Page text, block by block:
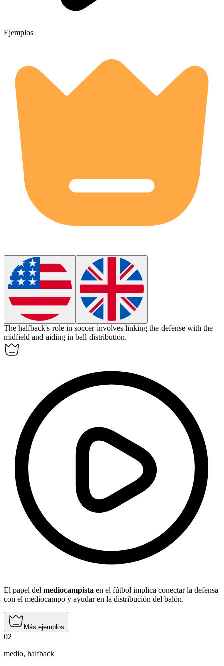
Ejemplos
Thehalfback's role in soccer involves linking the defense with the
midfield and aiding in ball distribution.
El papel del mediocampista en el fútbol implica conectar la defensa
con el mediocampo y ayudar en la distribución del balón.
Más ejemplos
02
medio, halfback